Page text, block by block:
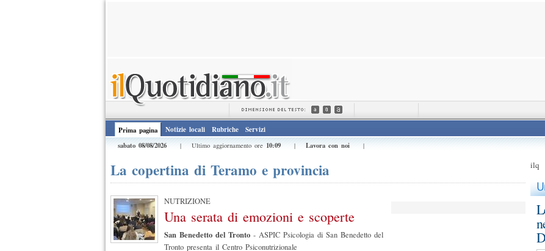
Prima pagina Notizie locali Rubriche
Servizi
sabato 08/08/2026
| Ultimo aggiornamento ore 10:09| Lavora con noi|
La copertina di Teramo e provincia
NUTRIZIONE
Una serata di emozioni e scoperte
San Benedetto del Tronto- ASPIC Psicologia di San Benedetto del
Tronto presenta il Centro Psiconutrizionale
ilq